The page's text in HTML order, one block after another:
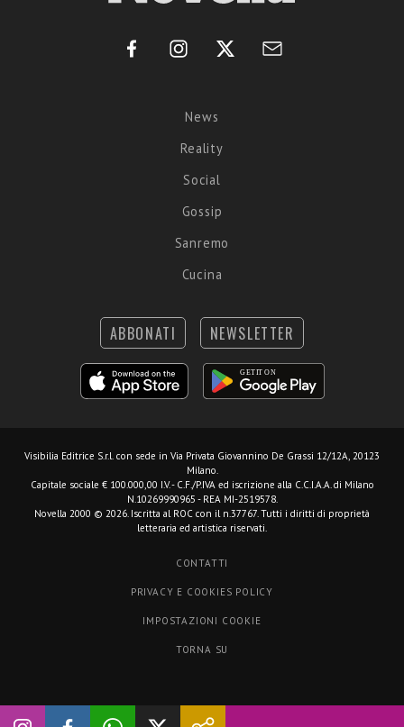
News
Reality
Social
Gossip
Sanremo
Cucina
ABBONATI NEWSLETTER
Visibilia Editrice S.r.l. con sede in Via Privata Giovannino De Grassi 12/12A, 20123
Milano.
Capitale sociale € 100.000,00 I.V. - C.F./P.IVA ed iscrizione alla C.C.I.A.A. di Milano
N.10269990965 - REA MI-2519578.
Novella 2000 © 2026. Iscritta al ROC con il n.37767. Tutti i diritti di proprietà
letteraria ed artistica riservati.
CONTATTI
PRIVACY E COOKIES POLICY
IMPOSTAZIONI COOKIE
TORNA SU